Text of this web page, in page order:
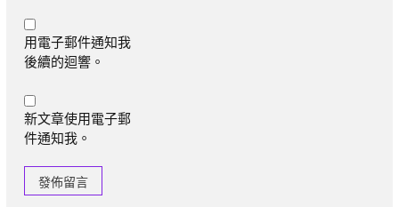
用電子郵件通知我
後續的迴響。
新文章使用電子郵
件通知我。